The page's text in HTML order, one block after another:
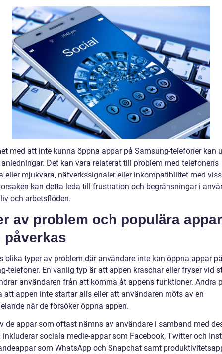
med att inte kunna öppna appar på Samsung-telefoner kan
Det kan vara relaterat till problem med telefonens
eller mjukvara, nätverkssignaler eller inkompatibilitet med
kan detta leda till frustration och begränsningar i
och arbetsflöden.
av problem och populära appar
påverkas
olika typer av problem där användare inte kan öppna appar
telefoner. En vanlig typ är att appen kraschar eller fryser vid
användaren från att komma åt appens funktioner. Andra
att appen inte startar alls eller att användaren möts av en
när de försöker öppna appen.
de appar som oftast nämns av användare i samband med
inkluderar sociala medie-appar som Facebook, Twitter och
som WhatsApp och Snapchat samt